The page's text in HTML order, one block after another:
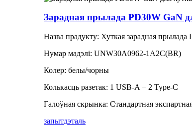
Зарадная прылада PD30W GaN
Назва прадукту: Хуткая зарадная прылада
Нумар мадэлі: UNW30A0962-1A2C(BR)
Колер: белы/чорны
Колькасць разетак: 1 USB-A + 2 Type-C
Галоўная скрынка: Стандартная
запытдэталь